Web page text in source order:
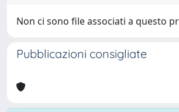
Non ci sono file associati a questo
Pubblicazioni consigliate